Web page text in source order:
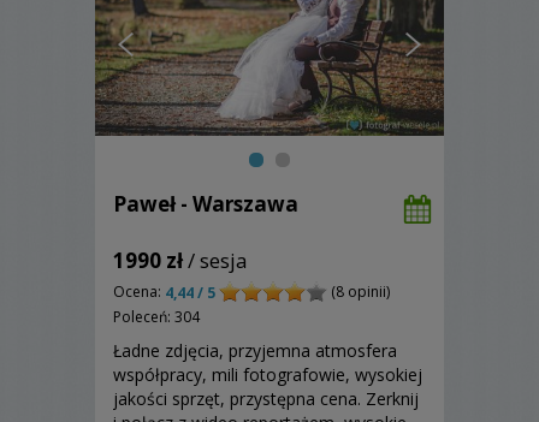
Paweł - Warszawa
1990 zł/ sesja
Ocena: 4,44 / 5
(8 opinii)
Poleceń: 304
Ładne zdjęcia, przyjemna atmosfera
współpracy, mili fotografowie, wysokiej
jakości sprzęt, przystępna cena. Zerknij